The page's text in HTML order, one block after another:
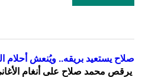
صلاح يستعيد بريقه.. ويُنعش أحلام
يرقص محمد صلاح على أنغام